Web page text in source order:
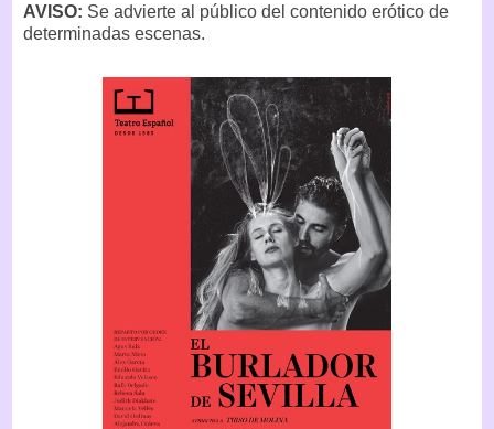
AVISO: Se advierte al público del contenido erótico de
determinadas escenas.